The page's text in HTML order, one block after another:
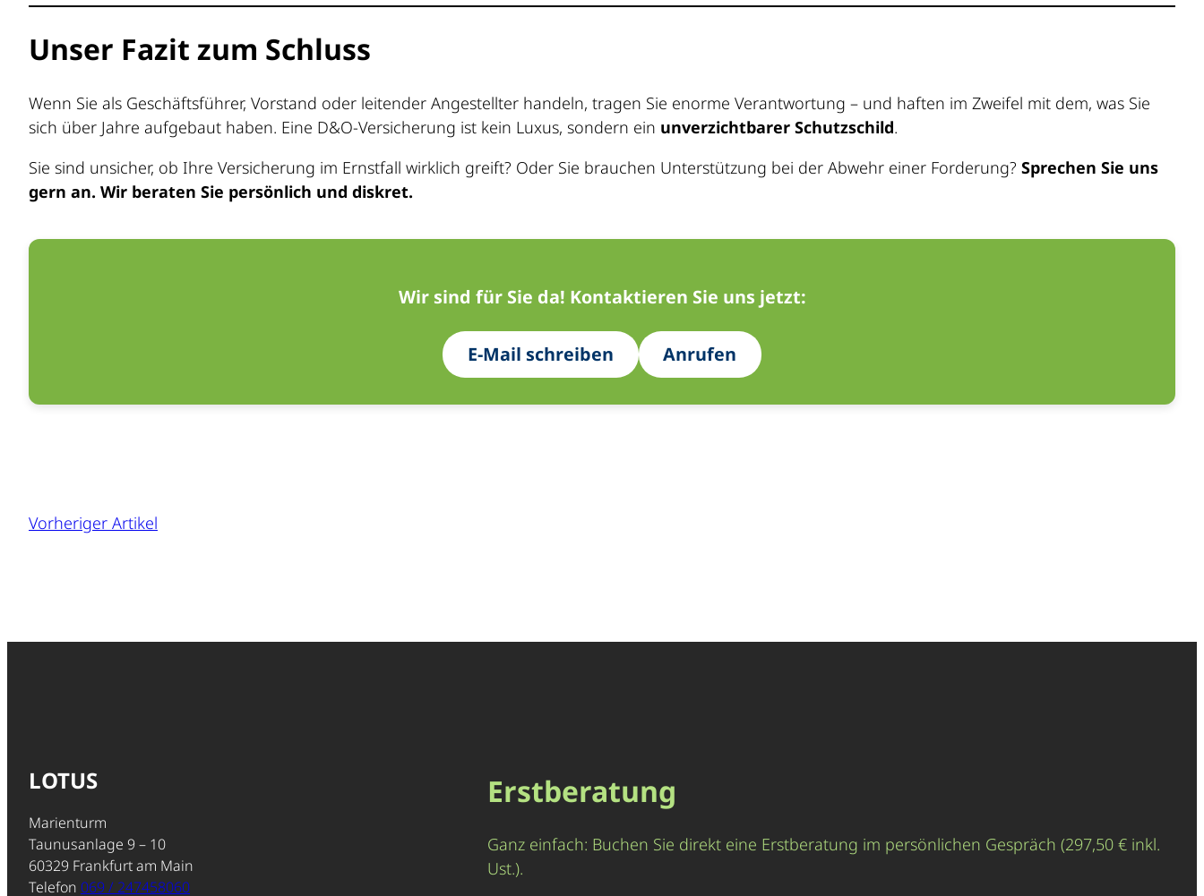
Unser Fazit zum Schluss
Wenn Sie als Geschäftsführer, Vorstand oder leitender Angestellter handeln, tragen Sie enorme Verantwortung – und haften im Zweifel mit dem, was Sie
sich über Jahre aufgebaut haben. Eine D&O-Versicherung ist kein Luxus, sondern ein unverzichtbarer Schutzschild.
Sie sind unsicher, ob Ihre Versicherung im Ernstfall wirklich greift? Oder Sie brauchen Unterstützung bei der Abwehr einer Forderung? Sprechen Sie uns
gern an. Wir beraten Sie persönlich und diskret.
Wir sind für Sie da! Kontaktieren Sie uns jetzt:
E-Mail schreiben Anrufen
Vorheriger Artikel
LOTUS
Marienturm
Taunusanlage 9 – 10
60329 Frankfurt am Main
Telefon 069 / 247458060
Erstberatung
Ganz einfach: Buchen Sie direkt eine Erstberatung im persönlichen Gespräch (297,50 € inkl.
Ust.).